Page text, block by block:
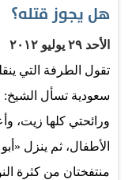
الذين يناصرون رفاق
والمساواة والعدالة
الظروف من خارج
سوق…
هل يجوز قتله؟
الأحد ٢٩ يوليو ٢٠١٢
تقول الطرفة التي
سعودية تسأل
ورائحتي كلها زيت،
الأطفال، ثم ينزل
منتفختان من كثرة